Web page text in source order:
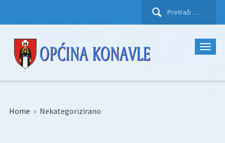
Pretraži:
Home » Nekategorizirano